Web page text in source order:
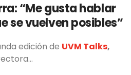
“Me gusta hablar
se vuelven posibles”
edición de UVM Talks,